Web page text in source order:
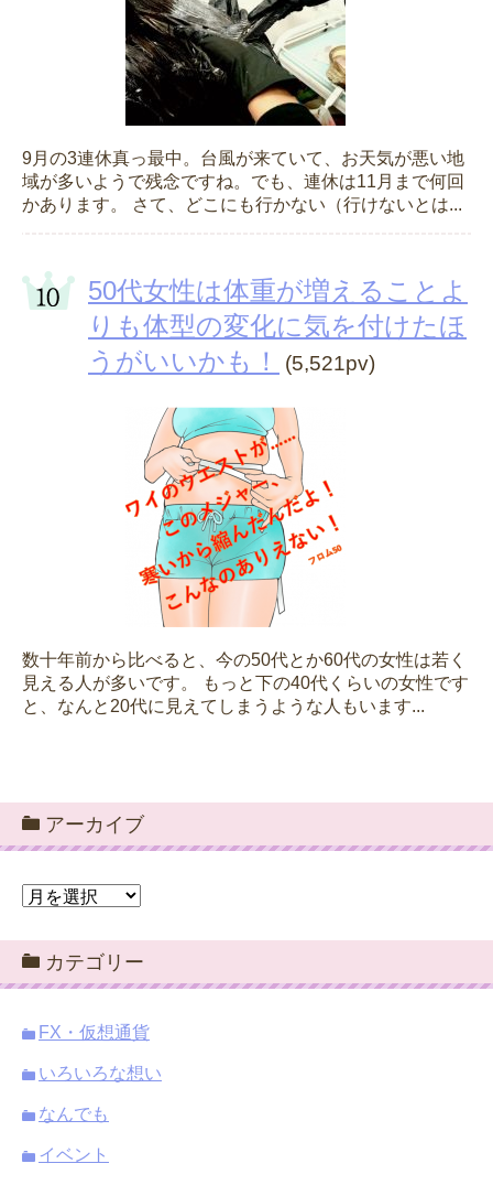
9月の3連休真っ最中。台風が来ていて、お天気が悪い地
域が多いようで残念ですね。でも、連休は11月まで何回
かあります。 さて、どこにも行かない（行けないとは...
50代女性は体重が増えることよ
りも体型の変化に気を付けたほ
うがいいかも！
(5,521pv)
数十年前から比べると、今の50代とか60代の女性は若く
見える人が多いです。 もっと下の40代くらいの女性です
と、なんと20代に見えてしまうような人もいます...
アーカイブ
ア
カ
イ
ブ
カテゴリー
FX・仮想通貨
いろいろな想い
なんでも
イベント